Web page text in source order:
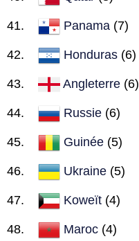
Panama (7)
Honduras (6)
Angleterre (6)
Russie (6)
Guinée (5)
Ukraine (5)
Koweït (4)
Maroc (4)